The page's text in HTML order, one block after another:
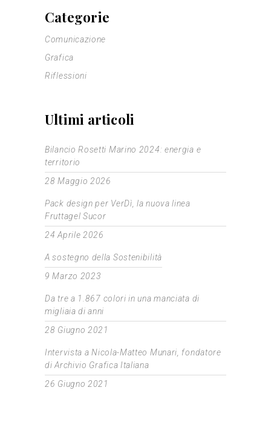
Categorie
Comunicazione
Grafica
Riflessioni
Ultimi articoli
Bilancio Rosetti Marino 2024: energia e
territorio
28 Maggio 2026
Pack design per VerDì, la nuova linea
Fruttagel Sucor
24 Aprile 2026
A sostegno della Sostenibilità
9 Marzo 2023
Da tre a 1.867 colori in una manciata di
migliaia di anni
28 Giugno 2021
Intervista a Nicola-Matteo Munari, fondatore
di Archivio Grafica Italiana
26 Giugno 2021